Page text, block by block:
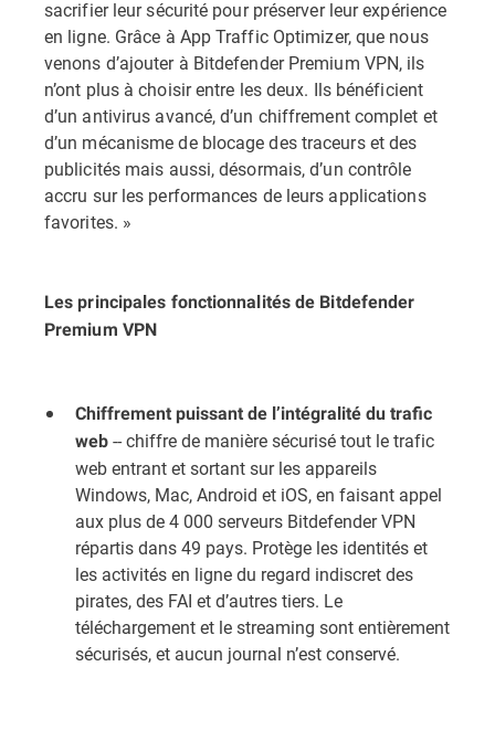
sacrifier leur sécurité pour préserver leur expérience
en ligne. Grâce à App Traffic Optimizer, que nous
venons d’ajouter à Bitdefender Premium VPN, ils
n’ont plus à choisir entre les deux. Ils bénéficient
d’un antivirus avancé, d’un chiffrement complet et
d’un mécanisme de blocage des traceurs et des
publicités mais aussi, désormais, d’un contrôle
accru sur les performances de leurs applications
favorites. »
Les principales fonctionnalités de Bitdefender
Premium VPN
Chiffrement puissant de l’intégralité du trafic
web -- chiffre de manière sécurisé tout le trafic
web entrant et sortant sur les appareils
Windows, Mac, Android et iOS, en faisant appel
aux plus de 4 000 serveurs Bitdefender VPN
répartis dans 49 pays. Protège les identités et
les activités en ligne du regard indiscret des
pirates, des FAI et d’autres tiers. Le
téléchargement et le streaming sont entièrement
sécurisés, et aucun journal n’est conservé.